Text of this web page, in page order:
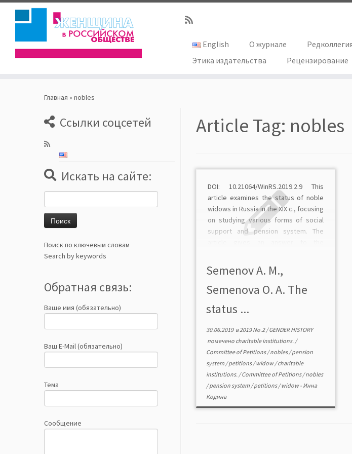
English О журнале
Этика издательства
Рецензирование
Главная » nobles
Ссылки соцсетей
Искать на сайте:
Поиск по ключевым словам
Search by keywords
Обратная связь:
Ваше имя (обязательно)
Ваш E-Mail (обязательно)
Тема
Сообщение
Article Tag: nobles
DOI: 10.21064/WinRS.2019.2.9 This
article examines the status of noble
widows in Russia in the XIX c., focusing
on studying various forms of social
support and pension system. The
after her husband’s death: what
belongs to her by the […]
Semenov А. М.,
Semenova O. A. The
status ...
30.06.2019в2019 No.2/GENDER HISTORY
помечено charitable institutions. /
Committee of Petitions/nobles/pension
system /petitions/widow/charitable
institutions. /Committee of Petitions/nobles
/pension system /petitions/widow- Инна
Кодина